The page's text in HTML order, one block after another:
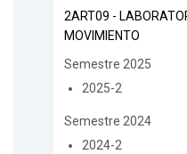
2ART09 -
MOVIMIENTO
Semestre 2025
2025-2
Semestre 2024
2024-2